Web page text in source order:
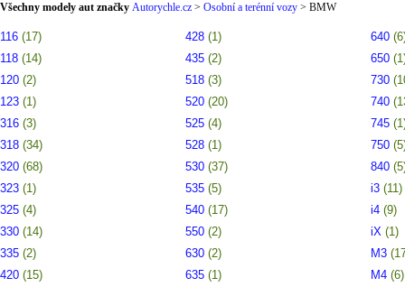
Všechny modely aut značky Autorychle.cz > Osobní a terénní vozy > BMW
116 (17)
118 (14)
120 (2)
123 (1)
316 (3)
318 (34)
320 (68)
323 (1)
325 (4)
330 (14)
335 (2)
420 (15)
428 (1)
435 (2)
518 (3)
520 (20)
525 (4)
528 (1)
530 (37)
535 (5)
540 (17)
550 (2)
630 (2)
635 (1)
640
650
730
740
745
750
840
i3 (11)
i4 (9)
iX (1)
M3
M4 (6)